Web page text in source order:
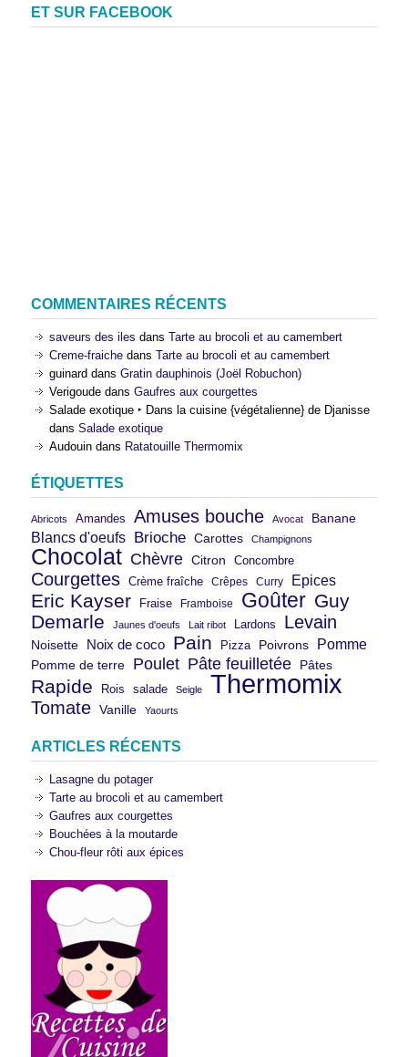
ET SUR FACEBOOK
COMMENTAIRES RÉCENTS
saveurs des iles dans Tarte au brocoli et au camembert
Creme-fraiche dans Tarte au brocoli et au camembert
guinard dans Gratin dauphinois (Joël Robuchon)
Verigoude dans Gaufres aux courgettes
Salade exotique ‣ Dans la cuisine {végétalienne} de Djanisse
dans Salade exotique
Audouin dans Ratatouille Thermomix
ÉTIQUETTES
Abricots Amandes Amuses bouche Avocat Banane
Blancs d'oeufs Brioche Carottes Champignons
Chocolat Chèvre Citron Concombre
Courgettes Crème fraîche Crêpes Curry Epices
Eric Kayser Fraise Framboise Goûter Guy
Demarle
Jaunes d'oeufs Lait ribot Lardons Levain
Noisette Noix de coco Pain Pizza Poivrons Pomme
Pomme de terre Poulet Pâte feuilletée Pâtes
Rapide Rois salade Seigle Thermomix
Tomate Vanille Yaourts
ARTICLES RÉCENTS
Lasagne du potager
Tarte au brocoli et au camembert
Gaufres aux courgettes
Bouchées à la moutarde
Chou-fleur rôti aux épices